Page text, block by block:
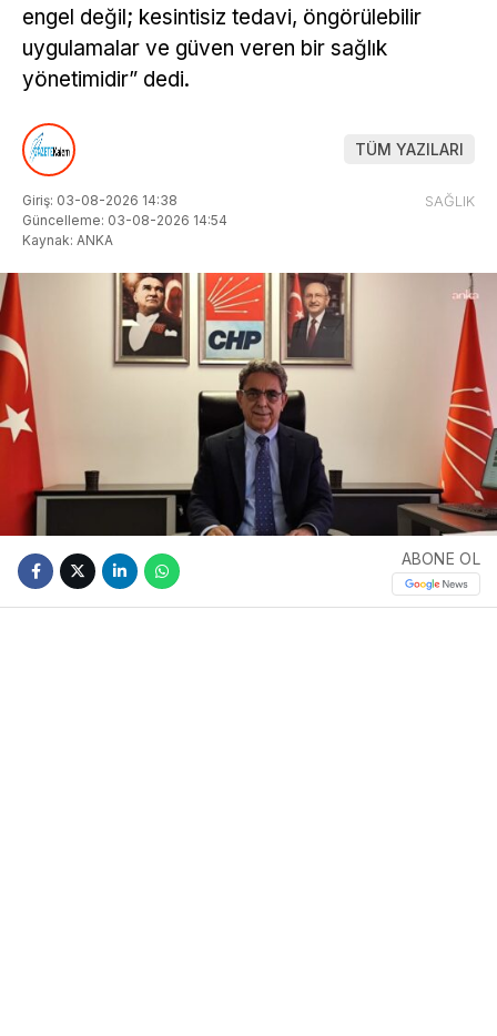
engel değil; kesintisiz tedavi, öngörülebilir
uygulamalar ve güven veren bir sağlık
yönetimidir” dedi.
TÜM YAZILARI
Giriş: 03-08-2026 14:38
Güncelleme: 03-08-2026 14:54
Kaynak: ANKA
SAĞLIK
ABONE OL